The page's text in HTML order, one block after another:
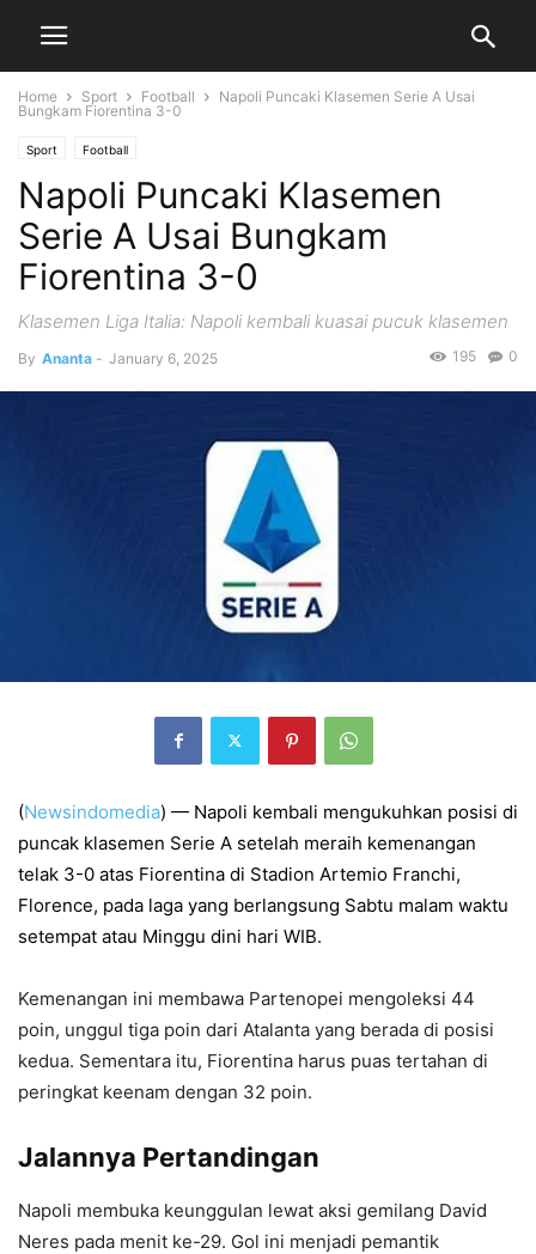
Home Sport Football
Napoli Puncaki Klasemen Serie A Usai
Bungkam Fiorentina 3-0
Sport Football
Napoli Puncaki Klasemen
Serie A Usai Bungkam
Fiorentina 3-0
Klasemen Liga Italia: Napoli kembali kuasai pucuk klasemen
By Ananta - January 6, 2025 0
195
(Newsindomedia) — Napoli kembali mengukuhkan posisi di
puncak klasemen Serie A setelah meraih kemenangan
telak 3-0 atas Fiorentina di Stadion Artemio Franchi,
Florence, pada laga yang berlangsung Sabtu malam waktu
setempat atau Minggu dini hari WIB.
Kemenangan ini membawa Partenopei mengoleksi 44
poin, unggul tiga poin dari Atalanta yang berada di posisi
kedua. Sementara itu, Fiorentina harus puas tertahan di
peringkat keenam dengan 32 poin.
Jalannya Pertandingan
Napoli membuka keunggulan lewat aksi gemilang David
Neres pada menit ke-29. Gol ini menjadi pemantik